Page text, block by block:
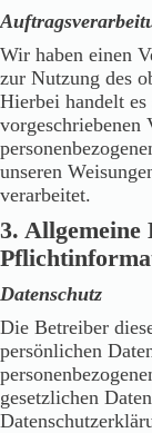
Wir haben einen
zur Nutzung des
Hierbei handelt
vorgeschriebenen
unseren
verarbeitet.
3. Allgemeine
Datenschutz
Die Betreiber
persönlichen
gesetzlichen